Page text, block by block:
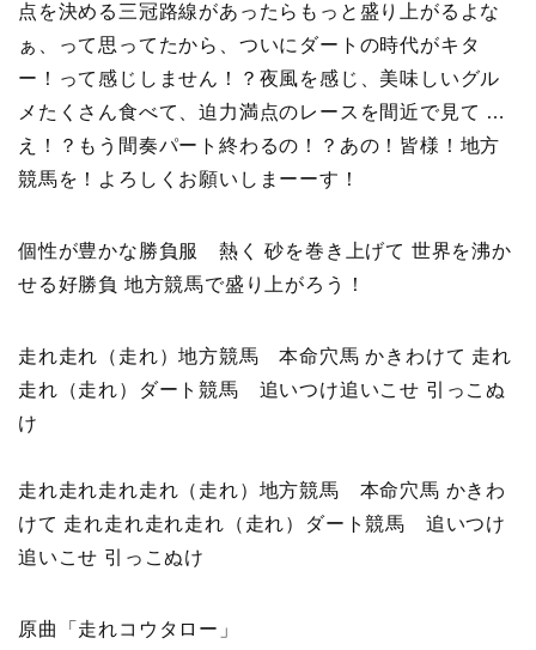
点を決める三冠路線があったらもっと盛り上がるよな
ぁ、って思ってたから、ついにダートの時代がキタ
ー！って感じしません！？夜風を感じ、美味しいグル
メたくさん食べて、迫力満点のレースを間近で見て …
え！？もう間奏パート終わるの！？あの！皆様！地方
競馬を！よろしくお願いしまーーす！
個性が豊かな勝負服 熱く 砂を巻き上げて 世界を沸か
せる好勝負 地方競馬で盛り上がろう！
走れ走れ（走れ）地方競馬 本命穴馬 かきわけて 走れ
走れ（走れ）ダート競馬 追いつけ追いこせ 引っこぬ
け
走れ走れ走れ走れ（走れ）地方競馬 本命穴馬 かきわ
けて 走れ走れ走れ走れ（走れ）ダート競馬 追いつけ
追いこせ 引っこぬけ
原曲「走れコウタロー」